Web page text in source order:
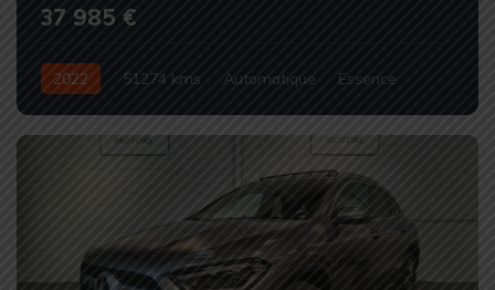
37 985 €
2022 51274 kms Automatique
Essence